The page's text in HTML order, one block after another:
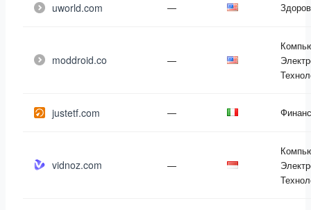
uworld.com —
moddroid.co —
justetf.com —
vidnoz.com —